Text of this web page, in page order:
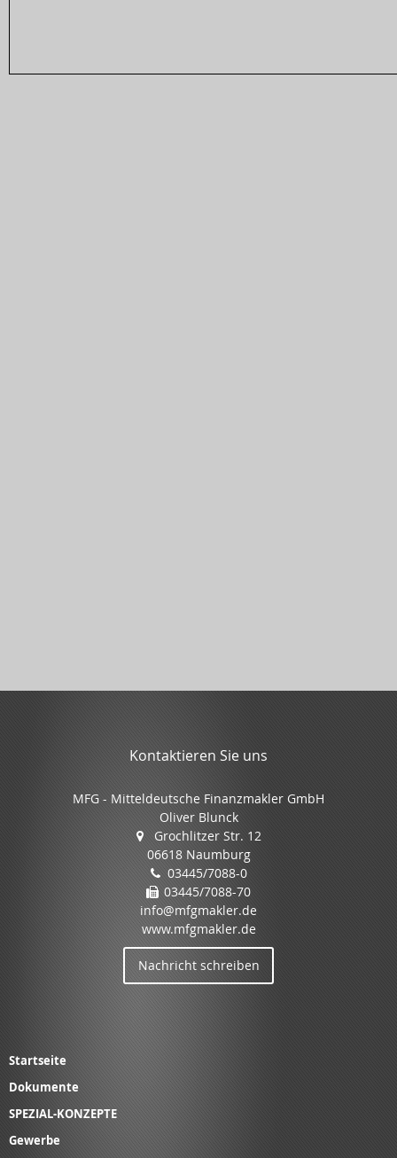
Kontaktieren Sie uns
MFG - Mitteldeutsche Finanzmakler GmbH
Oliver Blunck
Grochlitzer Str. 12
06618 Naumburg
03445/7088-0
03445/7088-70
info@mfgmakler.de
www.mfgmakler.de
Nachricht schreiben
Startseite
Dokumente
SPEZIAL-KONZEPTE
Gewerbe